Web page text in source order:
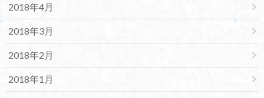
2018年4月
2018年3月
2018年2月
2018年1月